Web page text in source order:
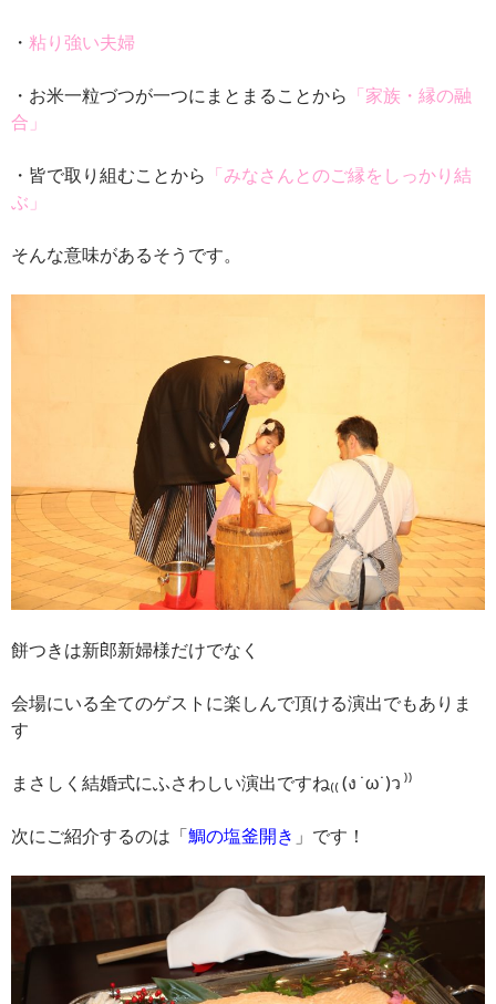
・ 粘り強い夫婦
・お米一粒づつが一つにまとまることから 「家族・縁の融
合」
・皆で取り組むことから 「みなさんとのご縁をしっかり結
ぶ」
そんな意味があるそうです。
餅つきは新郎新婦様だけでなく
会場にいる全てのゲストに楽しんで頂ける演出でもありま
す
まさしく結婚式にふさわしい演出ですね₍₍ (ง ˙ω˙)ว ⁾⁾
次にご紹介するのは「鯛の塩釜開き 」です！